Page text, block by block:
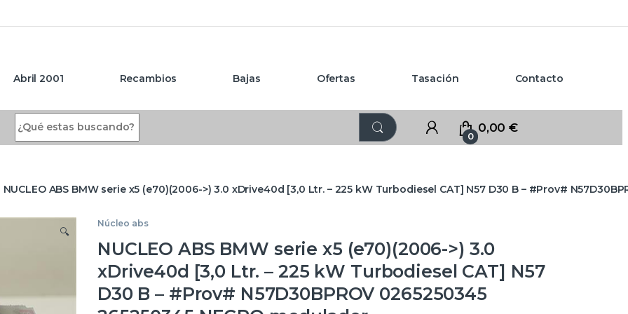
Abril 2001 Recambios Bajas Ofertas Tasación Contacto
0
0,00€
NUCLEO ABS BMW serie x5 (e70)(2006->) 3.0 xDrive40d [3,0 Ltr. – 225 kW Turbodiesel CAT] N57 D30 B – #Prov#
🔍
Núcleo abs
NUCLEO ABS BMW serie x5 (e70)(2006->) 3.0
xDrive40d [3,0 Ltr. – 225 kW Turbodiesel CAT] N57
D30 B – #Prov# N57D30BPROV 0265250345